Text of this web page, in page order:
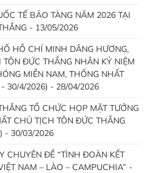
TẾ BẢO TÀNG NĂM 2026 TẠI
- 13/05/2026
HỒ CHÍ MINH DÂNG HƯƠNG,
ĐỨC THẮNG NHÂN KỶ NIỆM
MIỀN NAM, THỐNG NHẤT
30/4/2026) - 28/04/2026
TỔ CHỨC HỌP MẶT TƯỞNG
CHỦ TỊCH TÔN ĐỨC THẮNG
- 30/03/2026
CHUYÊN ĐỀ “TÌNH ĐOÀN KẾT
NAM – LÀO – CAMPUCHIA” -